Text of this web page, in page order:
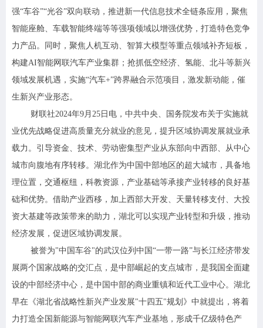
强“车谷”“光谷”双向联动，推进新一代信息技术全链条应用，聚焦
智能座舱、车载智能终端等等强项领域以增强优势，打造特色竞争
力产品。同时，聚焦人机互动、智算大模型等重点领域补齐短板，
构建AI智能网联汽车产业集群；抢抓低空经济、氢能、北斗等新兴
领域发展机遇，实施“汽车+”跨界融合示范项目，激发新动能，催
生新兴产业形态。
财联社2024年9月25日电，中共中央、国务院发布关于实施就
业优先战略促进高质量充分就业的意见，提升区域协调发展就业承
载力。引导资金、技术、劳动密集型产业从东部向中西部、从中心
城市向腹地有序转移。湖北作为中国中部地区的超大城市，具备地
理位置，交通枢纽，科教资源，产业基础等承接产业转移的良好基
础和优势。借助产业西移，加上西部大开发、天量转移支付、大投
资大基建等政策带来的助力，湖北可以实现产业转型和升级，推动
经济发展，促进区域协调发展。
被誉为"中国车谷"的武汉位列中国“一带一路”与长江经济带发
展两个国家战略的交汇点，是中部崛起的支点城市，是我国全面建
设的中部经济中心，是中国中部的商业重镇和近代工业中心。湖北
早在《湖北省战略性新兴产业发展"十四五"规划》中就提出，将着
力打造全国新能源与智能网联汽车产业基地，形成千亿级特色产